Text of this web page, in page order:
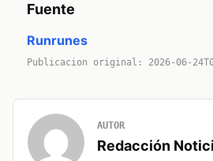
Fuente
Runrunes
Publicacion original: 2026-06-
AUTOR
Redacción